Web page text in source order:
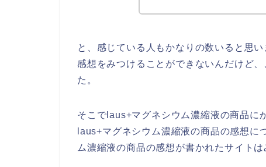
と、感じている人もかなりの数いると思
感想をみつけることができないんだけど
た。
そこでlaus+マグネシウム濃縮液の商品に
laus+マグネシウム濃縮液の商品の感想
ム濃縮液の商品の感想が書かれたサイトは